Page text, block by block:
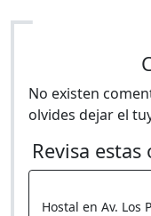
No existen
olvides dejar el
Revisa
Hostal en Av. Los